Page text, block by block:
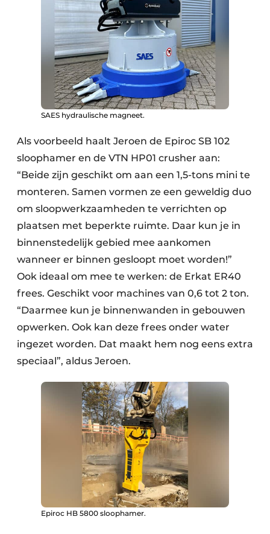
SAES hydraulische magneet.
Als voorbeeld haalt Jeroen de Epiroc SB 102
sloophamer en de VTN HP01 crusher aan:
“Beide zijn geschikt om aan een 1,5-tons mini te
monteren. Samen vormen ze een geweldig duo
om sloopwerkzaamheden te verrichten op
plaatsen met beperkte ruimte. Daar kun je in
binnenstedelijk gebied mee aankomen
wanneer er binnen gesloopt moet worden!”
Ook ideaal om mee te werken: de Erkat ER40
frees. Geschikt voor machines van 0,6 tot 2 ton.
“Daarmee kun je binnenwanden in gebouwen
opwerken. Ook kan deze frees onder water
ingezet worden. Dat maakt hem nog eens extra
speciaal”, aldus Jeroen.
Epiroc HB 5800 sloophamer.